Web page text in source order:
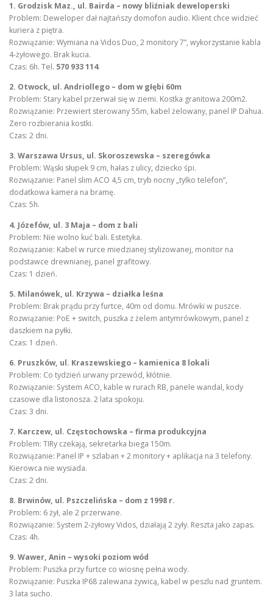
1. Grodzisk Maz., ul. Bairda – nowy bliźniak deweloperski
Problem: Deweloper dał najtańszy domofon audio. Klient chce widzieć
kuriera z piętra.
Rozwiązanie: Wymiana na Vidos Duo, 2 monitory 7”, wykorzystanie kabla
4-żyłowego. Brak kucia.
Czas: 6h. Tel. 570 933 114.
2. Otwock, ul. Andriollego – dom w głębi 60m
Problem: Stary kabel przerwał się w ziemi. Kostka granitowa 200m2.
Rozwiązanie: Przewiert sterowany 55m, kabel żelowany, panel IP Dahua.
Zero rozbierania kostki.
Czas: 2 dni.
3. Warszawa Ursus, ul. Skoroszewska – szeregówka
Problem: Wąski słupek 9 cm, hałas z ulicy, dziecko śpi.
Rozwiązanie: Panel slim ACO 4,5 cm, tryb nocny „tylko telefon”,
dodatkowa kamera na bramę.
Czas: 5h.
4. Józefów, ul. 3 Maja – dom z bali
Problem: Nie wolno kuć bali. Estetyka.
Rozwiązanie: Kabel w rurce miedzianej stylizowanej, monitor na
podstawce drewnianej, panel grafitowy.
Czas: 1 dzień.
5. Milanówek, ul. Krzywa – działka leśna
Problem: Brak prądu przy furtce, 40m od domu. Mrówki w puszce.
Rozwiązanie: PoE + switch, puszka z żelem antymrówkowym, panel z
daszkiem na pyłki.
Czas: 1 dzień.
6. Pruszków, ul. Kraszewskiego – kamienica 8 lokali
Problem: Co tydzień urwany przewód, kłótnie.
Rozwiązanie: System ACO, kable w rurach RB, panele wandal, kody
czasowe dla listonosza. 2 lata spokoju.
Czas: 3 dni.
7. Karczew, ul. Częstochowska – firma produkcyjna
Problem: TIRy czekają, sekretarka biega 150m.
Rozwiązanie: Panel IP + szlaban + 2 monitory + aplikacja na 3 telefony.
Kierowca nie wysiada.
Czas: 2 dni.
8. Brwinów, ul. Pszczelińska – dom z 1998 r.
Problem: 6 żył, ale 2 przerwane.
Rozwiązanie: System 2-żyłowy Vidos, działają 2 żyły. Reszta jako zapas.
Czas: 4h.
9. Wawer, Anin – wysoki poziom wód
Problem: Puszka przy furtce co wiosnę pełna wody.
Rozwiązanie: Puszka IP68 zalewana żywicą, kabel w peszlu nad gruntem.
3 lata sucho.